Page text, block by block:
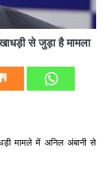
से जुड़ा है मामला
मामले में अनिल अंबानी से